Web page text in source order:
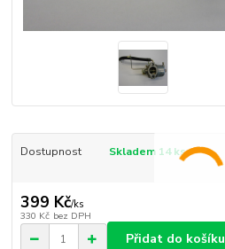
Dostupnost Skladem 14 ks
399 Kč/ks
330 Kč bez DPH
Přidat do košíku